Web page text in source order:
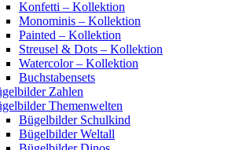
Konfetti – Kollektion
Monominis – Kollektion
Painted – Kollektion
Streusel & Dots – Kollektion
Watercolor – Kollektion
Buchstabensets
Zahlen
Themenwelten
Bügelbilder Schulkind
Bügelbilder Weltall